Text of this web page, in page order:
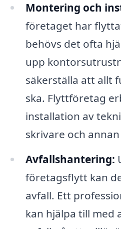
Montering och
företaget har
behövs det ofta
upp
säkerställa att allt
ska. Flyttföretag
installation av
skrivare och
Avfallshantering:
företagsflytt kan
avfall. Ett
kan hjälpa till med